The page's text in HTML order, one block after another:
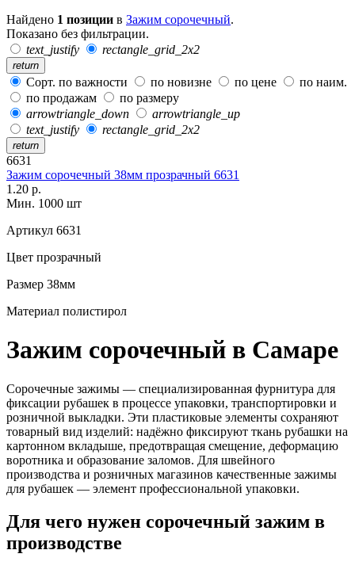
Найдено 1 позиции в Зажим сорочечный.
Показано без фильтрации.
text_justify
rectangle_grid_2x2
return
Сорт. по важности по новизне по цене
по наим.
по продажам
по размеру
arrowtriangle_down
arrowtriangle_up
text_justify
rectangle_grid_2x2
return
6631
Зажим сорочечный 38мм прозрачный 6631
1.20 р.
Мин. 1000 шт
Артикул 6631
Цвет прозрачный
Размер 38мм
Материал полистирол
Зажим сорочечный в Самаре
Сорочечные зажимы — специализированная фурнитура для
фиксации рубашек в процессе упаковки, транспортировки и
розничной выкладки. Эти пластиковые элементы сохраняют
товарный вид изделий: надёжно фиксируют ткань рубашки на
картонном вкладыше, предотвращая смещение, деформацию
воротника и образование заломов. Для швейного
производства и розничных магазинов качественные зажимы
для рубашек — элемент профессиональной упаковки.
Для чего нужен сорочечный зажим в
производстве